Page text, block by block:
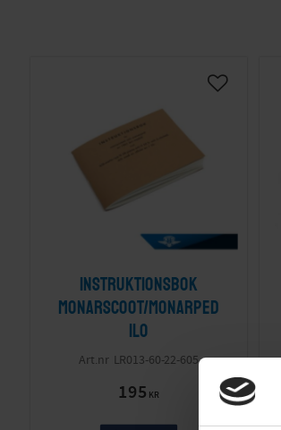
Instruktionsbok
Monarscoot/Monarped
ILO
LR013-60-22-605
195 KR